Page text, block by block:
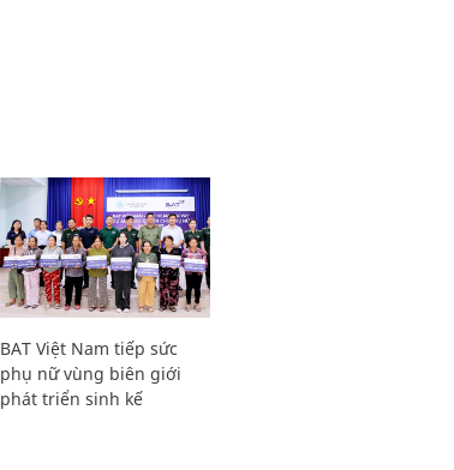
BAT Việt Nam tiếp sức
phụ nữ vùng biên giới
phát triển sinh kế